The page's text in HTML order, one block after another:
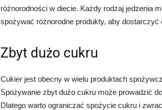
różnorodności w diecie. Każdy rodzaj jedzenia
spożywać różnorodne produkty, aby
Zbyt dużo cukru
Cukier jest obecny w wielu produktach
Spożywanie zbyt dużo cukru może prowadzić
Dlatego warto ograniczać spożycie cukru i